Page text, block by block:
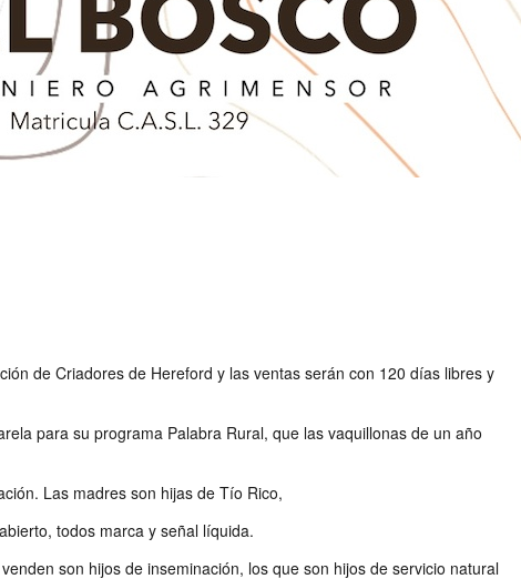
de Criadores de Hereford y las ventas serán con 120 días libres y
para su programa Palabra Rural, que las vaquillonas de un año
Las madres son hijas de Tío Rico,
todos marca y señal líquida.
son hijos de inseminación, los que son hijos de servicio natural